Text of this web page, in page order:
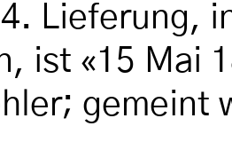
Lieferung,
ist «15 Mai
gemeint